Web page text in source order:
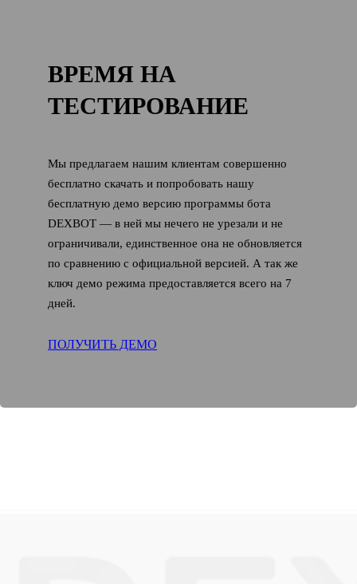
ВРЕМЯ НА
ТЕСТИРОВАНИЕ
Мы предлагаем нашим клиентам совершенно
бесплатно скачать и попробовать нашу
бесплатную демо версию программы бота
DEXBOT — в ней мы нечего не урезали и не
ограничивали, единственное она не обновляется
по сравнению с официальной версией. А так же
ключ демо режима предоставляется всего на 7
дней.
ПОЛУЧИТЬ ДЕМО